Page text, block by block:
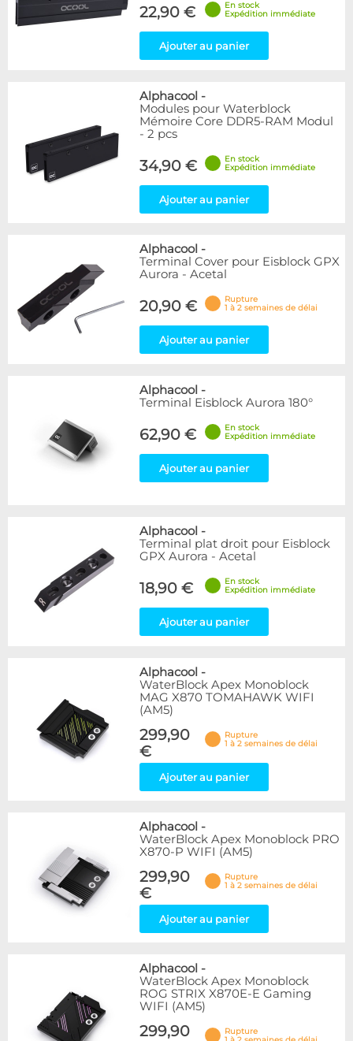
22,90 €
En stock
Expédition immédiate
Ajouter au panier
Alphacool -
Modules pour Waterblock
Mémoire Core DDR5-RAM Modul
- 2 pcs
34,90 €
En stock
Expédition immédiate
Ajouter au panier
Alphacool -
Terminal Cover pour Eisblock GPX
Aurora - Acetal
20,90 €
Rupture
1 à 2 semaines de délai
Ajouter au panier
Alphacool -
Terminal Eisblock Aurora 180°
62,90 €
En stock
Expédition immédiate
Ajouter au panier
Alphacool -
Terminal plat droit pour Eisblock
GPX Aurora - Acetal
18,90 €
En stock
Expédition immédiate
Ajouter au panier
Alphacool -
WaterBlock Apex Monoblock
MAG X870 TOMAHAWK WIFI
(AM5)
299,90
€
Rupture
1 à 2 semaines de délai
Ajouter au panier
Alphacool -
WaterBlock Apex Monoblock PRO
X870-P WIFI (AM5)
299,90
€
Rupture
1 à 2 semaines de délai
Ajouter au panier
Alphacool -
WaterBlock Apex Monoblock
ROG STRIX X870E-E Gaming
WIFI (AM5)
299,90
Rupture